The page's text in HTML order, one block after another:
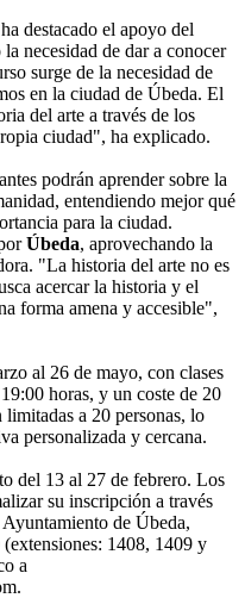
destacado el apoyo del
la necesidad de dar a conocer
surge de la necesidad de
en la ciudad de Úbeda. El
del arte a través de los
ciudad", ha explicado.
podrán aprender sobre la
entendiendo mejor qué
para la ciudad.
Úbeda, aprovechando la
"La historia del arte no es
acercar la historia y el
forma amena y accesible",
al 26 de mayo, con clases
horas, y un coste de 20
a 20 personas, lo
personalizada y cercana.
del 13 al 27 de febrero. Los
su inscripción a través
de Úbeda,
1408, 1409 y
a